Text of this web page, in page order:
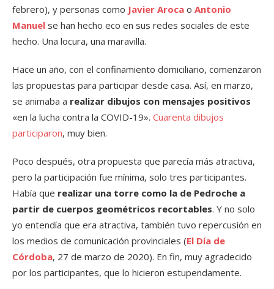
febrero), y personas como Javier Aroca o Antonio
Manuel se han hecho eco en sus redes sociales de este
hecho. Una locura, una maravilla.
Hace un año, con el confinamiento domiciliario, comenzaron
las propuestas para participar desde casa. Así, en marzo,
se animaba a realizar dibujos con mensajes positivos
«en la lucha contra la COVID-19». Cuarenta dibujos
participaron, muy bien.
Poco después, otra propuesta que parecía más atractiva,
pero la participación fue mínima, solo tres participantes.
Había que realizar una torre como la de Pedroche a
partir de cuerpos geométricos recortables. Y no solo
yo entendía que era atractiva, también tuvo repercusión en
los medios de comunicación provinciales (El Día de
Córdoba, 27 de marzo de 2020). En fin, muy agradecido
por los participantes, que lo hicieron estupendamente.